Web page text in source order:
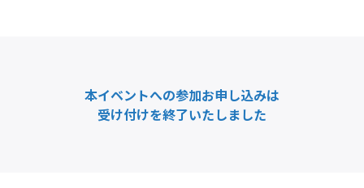
本イベントへの参加お申し込みは
受け付けを終了いたしました